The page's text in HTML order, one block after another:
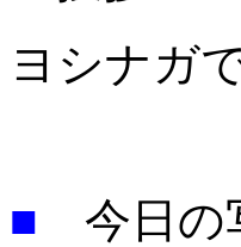
ヨシナガ
■ 今日の